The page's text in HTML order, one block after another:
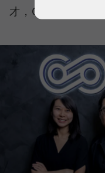
才，ORRA 就能快